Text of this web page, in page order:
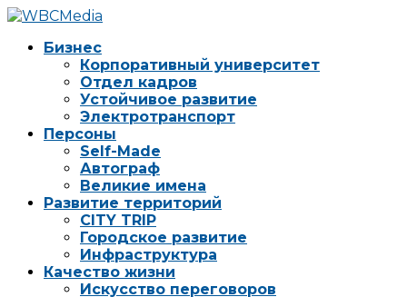
Бизнес
Корпоративный университет
Отдел кадров
Устойчивое развитие
Электротранспорт
Персоны
Self-Made
Автограф
Великие имена
Развитие территорий
CITY TRIP
Городское развитие
Инфраструктура
Качество жизни
Искусство переговоров